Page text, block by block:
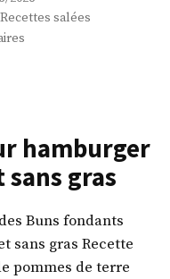
Recettes salées
sur
Medical
Medium
hamburger
sans gras
Buns fondants
sans gras Recette
pommes de terre